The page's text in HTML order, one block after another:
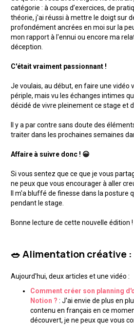
catégorie : à coups d’exercices, de
théorie, j'ai réussi à mettre le doigt sur
profondément ancrées en moi sur la
mon rapport à l'ennui ou encore ma
déception.
C'était vraiment passionnant !
Je voulais, au début, en faire une vidéo
périple, mais vu les échanges intimes
décidé de vivre pleinement ce stage et
Il y a par contre sans doute des
traiter dans les prochaines semaines
Affaire à suivre donc ! 😀
Si vous sentez que ce que je vous
ne peux que vous encourager à aller
Il m'a bluffé de finesse dans la posture
pendant le stage.
Bonne lecture de cette nouvelle édition !
🥗 Alimentation créative :
Aujourd'hui, deux articles et une vidéo :
Comment créer son planning
Notion ? : J'ai envie de plus en
contenu en français en ce
découvert, je ne peux que vous